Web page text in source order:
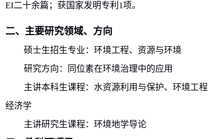
EI二十余篇；获国家发明专利 1项。
二、主要研究领域、方向
硕士生招生专业：环境工程、资源与环境
研究方向：同位素在环境治理中的应用
主讲本科生课程：水资源利用与保护、环境工程
经济学
主讲研究生课程：环境地学导论